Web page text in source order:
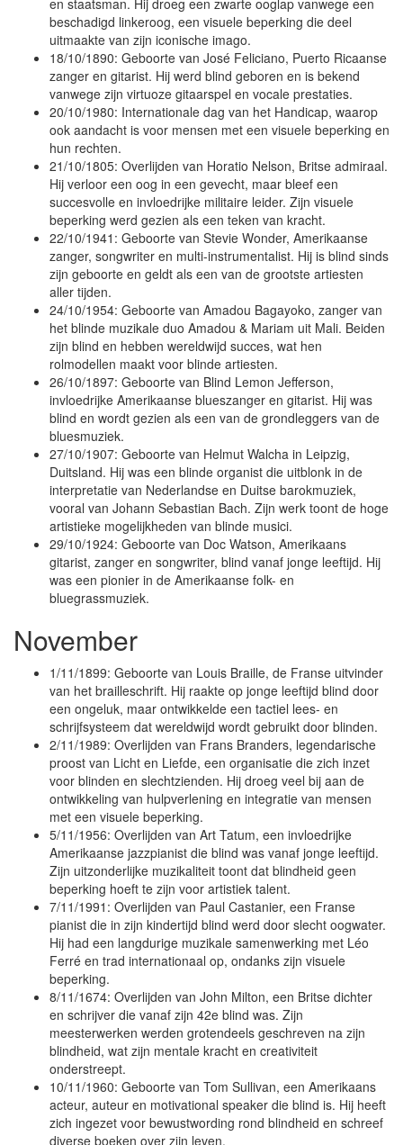
en staatsman. Hij droeg een zwarte ooglap vanwege een
beschadigd linkeroog, een visuele beperking die deel
uitmaakte van zijn iconische imago.
18/10/1890: Geboorte van José Feliciano, Puerto Ricaanse
zanger en gitarist. Hij werd blind geboren en is bekend
vanwege zijn virtuoze gitaarspel en vocale prestaties.
20/10/1980: Internationale dag van het Handicap, waarop
ook aandacht is voor mensen met een visuele beperking en
hun rechten.
21/10/1805: Overlijden van Horatio Nelson, Britse admiraal.
Hij verloor een oog in een gevecht, maar bleef een
succesvolle en invloedrijke militaire leider. Zijn visuele
beperking werd gezien als een teken van kracht.
22/10/1941: Geboorte van Stevie Wonder, Amerikaanse
zanger, songwriter en multi-instrumentalist. Hij is blind sinds
zijn geboorte en geldt als een van de grootste artiesten
aller tijden.
24/10/1954: Geboorte van Amadou Bagayoko, zanger van
het blinde muzikale duo Amadou & Mariam uit Mali. Beiden
zijn blind en hebben wereldwijd succes, wat hen
rolmodellen maakt voor blinde artiesten.
26/10/1897: Geboorte van Blind Lemon Jefferson,
invloedrijke Amerikaanse blueszanger en gitarist. Hij was
blind en wordt gezien als een van de grondleggers van de
bluesmuziek.
27/10/1907: Geboorte van Helmut Walcha in Leipzig,
Duitsland. Hij was een blinde organist die uitblonk in de
interpretatie van Nederlandse en Duitse barokmuziek,
vooral van Johann Sebastian Bach. Zijn werk toont de hoge
artistieke mogelijkheden van blinde musici.
29/10/1924: Geboorte van Doc Watson, Amerikaans
gitarist, zanger en songwriter, blind vanaf jonge leeftijd. Hij
was een pionier in de Amerikaanse folk- en
bluegrassmuziek.
November
1/11/1899: Geboorte van Louis Braille, de Franse uitvinder
van het brailleschrift. Hij raakte op jonge leeftijd blind door
een ongeluk, maar ontwikkelde een tactiel lees- en
schrijfsysteem dat wereldwijd wordt gebruikt door blinden.
2/11/1989: Overlijden van Frans Branders, legendarische
proost van Licht en Liefde, een organisatie die zich inzet
voor blinden en slechtzienden. Hij droeg veel bij aan de
ontwikkeling van hulpverlening en integratie van mensen
met een visuele beperking.
5/11/1956: Overlijden van Art Tatum, een invloedrijke
Amerikaanse jazzpianist die blind was vanaf jonge leeftijd.
Zijn uitzonderlijke muzikaliteit toont dat blindheid geen
beperking hoeft te zijn voor artistiek talent.
7/11/1991: Overlijden van Paul Castanier, een Franse
pianist die in zijn kindertijd blind werd door slecht oogwater.
Hij had een langdurige muzikale samenwerking met Léo
Ferré en trad internationaal op, ondanks zijn visuele
beperking.
8/11/1674: Overlijden van John Milton, een Britse dichter
en schrijver die vanaf zijn 42e blind was. Zijn
meesterwerken werden grotendeels geschreven na zijn
blindheid, wat zijn mentale kracht en creativiteit
onderstreept.
10/11/1960: Geboorte van Tom Sullivan, een Amerikaans
acteur, auteur en motivational speaker die blind is. Hij heeft
zich ingezet voor bewustwording rond blindheid en schreef
diverse boeken over zijn leven.